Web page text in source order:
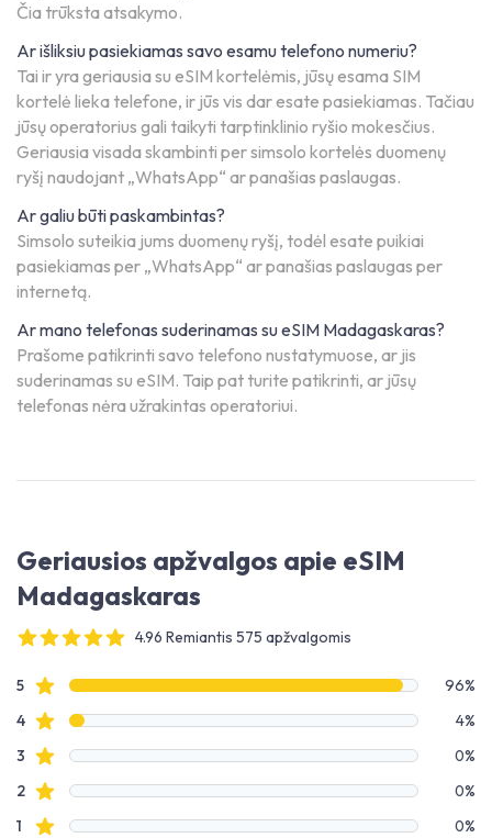
Čia trūksta atsakymo.
Ar išliksiu pasiekiamas savo esamu telefono numeriu?
Tai ir yra geriausia su eSIM kortelėmis, jūsų esama SIM
kortelė lieka telefone, ir jūs vis dar esate pasiekiamas. Tačiau
jūsų operatorius gali taikyti tarptinklinio ryšio mokesčius.
Geriausia visada skambinti per simsolo kortelės duomenų
ryšį naudojant „WhatsApp“ ar panašias paslaugas.
Ar galiu būti paskambintas?
Simsolo suteikia jums duomenų ryšį, todėl esate puikiai
pasiekiamas per „WhatsApp“ ar panašias paslaugas per
internetą.
Ar mano telefonas suderinamas su eSIM Madagaskaras?
Prašome patikrinti savo telefono nustatymuose, ar jis
suderinamas su eSIM. Taip pat turite patikrinti, ar jūsų
telefonas nėra užrakintas operatoriui.
Geriausios apžvalgos apie eSIM
Madagaskaras
4.96 Remiantis 575 apžvalgomis
Apžvalgų duomenys
5Žvaigždučių apžvalgos
96%
4Žvaigždučių apžvalgos
4%
3 Žvaigždučių apžvalgos
0%
2Žvaigždučių apžvalgos
0%
1 Žvaigždučių apžvalgos 0%